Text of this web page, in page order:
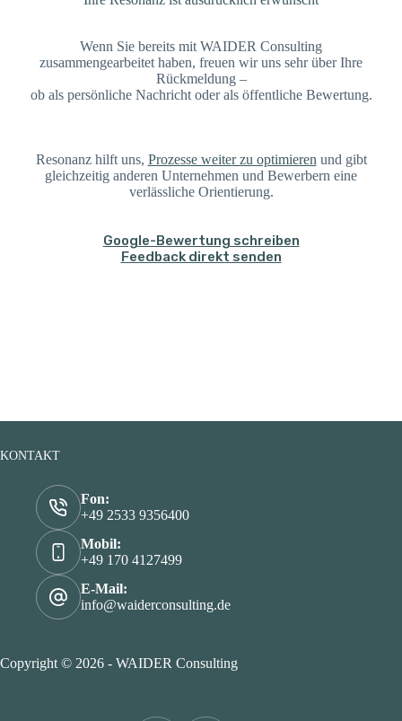
Wenn Sie bereits mit WAIDER Consulting
zusammengearbeitet haben, freuen wir uns sehr über Ihre
Rückmeldung –
ob als persönliche Nachricht oder als öffentliche Bewertung.
Resonanz hilft uns, Prozesse weiter zu optimieren und gibt
gleichzeitig anderen Unternehmen und Bewerbern eine
verlässliche Orientierung.
Google-Bewertung schreiben
Feedback direkt senden
KONTAKT
Fon:
+49 2533 9356400
Mobil:
+49 170 4127499
E-Mail:
info@waiderconsulting.de
Copyright © 2026 - WAIDER Consulting